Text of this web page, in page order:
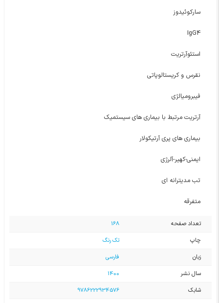
سارکوئیدوز
IgG4
استئوآرتریت
نقرس و کریستالوپاتی
فیبرومیالژی
آرتریت مرتبط با بیماری های سیستمیک
بیماری های پری آرتیکولار
ایمنی-کهیر-آلرژی
تب مدیترانه ای
متفرقه
تعداد صفحه
168
چاپ
تک رنگ
زبان
فارسی
سال نشر
1400
شابک
9786222934576